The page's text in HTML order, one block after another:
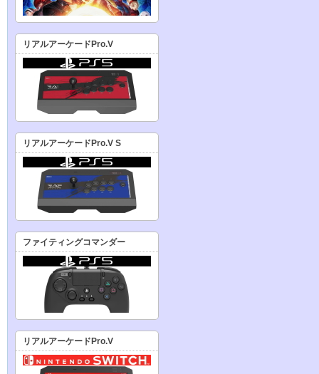
リアルアーケードPro.V
リアルアーケードPro.V S
ファイティングコマンダー
リアルアーケードPro.V